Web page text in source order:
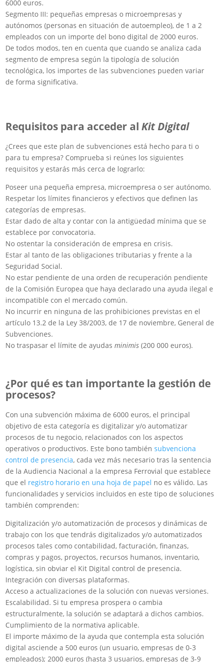
6000 euros.
Segmento III: pequeñas empresas o microempresas y
autónomos (personas en situación de autoempleo), de 1 a 2
empleados con un importe del bono digital de 2000 euros.
De todos modos, ten en cuenta que cuando se analiza cada
segmento de empresa según la tipología de solución
tecnológica, los importes de las subvenciones pueden variar
de forma significativa.
Requisitos para acceder alKit Digital
¿Crees que este plan de subvenciones está hecho para ti o
para tu empresa? Comprueba si reúnes los siguientes
requisitos y estarás más cerca de lograrlo:
Poseer una pequeña empresa, microempresa o ser autónomo.
Respetar los límites financieros y efectivos que definen las
categorías de empresas.
Estar dado de alta y contar con la antigüedad mínima que se
establece por convocatoria.
No ostentar la consideración de empresa en crisis.
Estar al tanto de las obligaciones tributarias y frente a la
Seguridad Social.
No estar pendiente de una orden de recuperación pendiente
de la Comisión Europea que haya declarado una ayuda ilegal e
incompatible con el mercado común.
No incurrir en ninguna de las prohibiciones previstas en el
artículo 13.2 de la Ley 38/2003, de 17 de noviembre, General de
Subvenciones.
No traspasar el límite de ayudasminimis (200 000 euros).
¿Por qué es tan importante la gestión de
procesos?
Con una subvención máxima de 6000 euros, el principal
objetivo de esta categoría es digitalizar y/o automatizar
procesos de tu negocio, relacionados con los aspectos
operativos o productivos. Este bono tambiénsubvenciona
control de presencia, cada vez más necesario tras la sentencia
de la Audiencia Nacional a la empresa Ferrovial que establece
que el registro horario en una hoja de papel no es válido. Las
funcionalidades y servicios incluidos en este tipo de soluciones
también comprenden:
Digitalización y/o automatización de procesos y dinámicas de
trabajo con los que tendrás digitalizados y/o automatizados
procesos tales como contabilidad, facturación, finanzas,
compras y pagos, proyectos, recursos humanos, inventario,
logística, sin obviar el Kit Digital control de presencia.
Integración con diversas plataformas.
Acceso a actualizaciones de la solución con nuevas versiones.
Escalabilidad. Si tu empresa prospera o cambia
estructuralmente, la solución se adaptará a dichos cambios.
Cumplimiento de la normativa aplicable.
El importe máximo de la ayuda que contempla esta solución
digital asciende a 500 euros (un usuario, empresas de 0-3
empleados); 2000 euros (hasta 3 usuarios, empresas de 3-9